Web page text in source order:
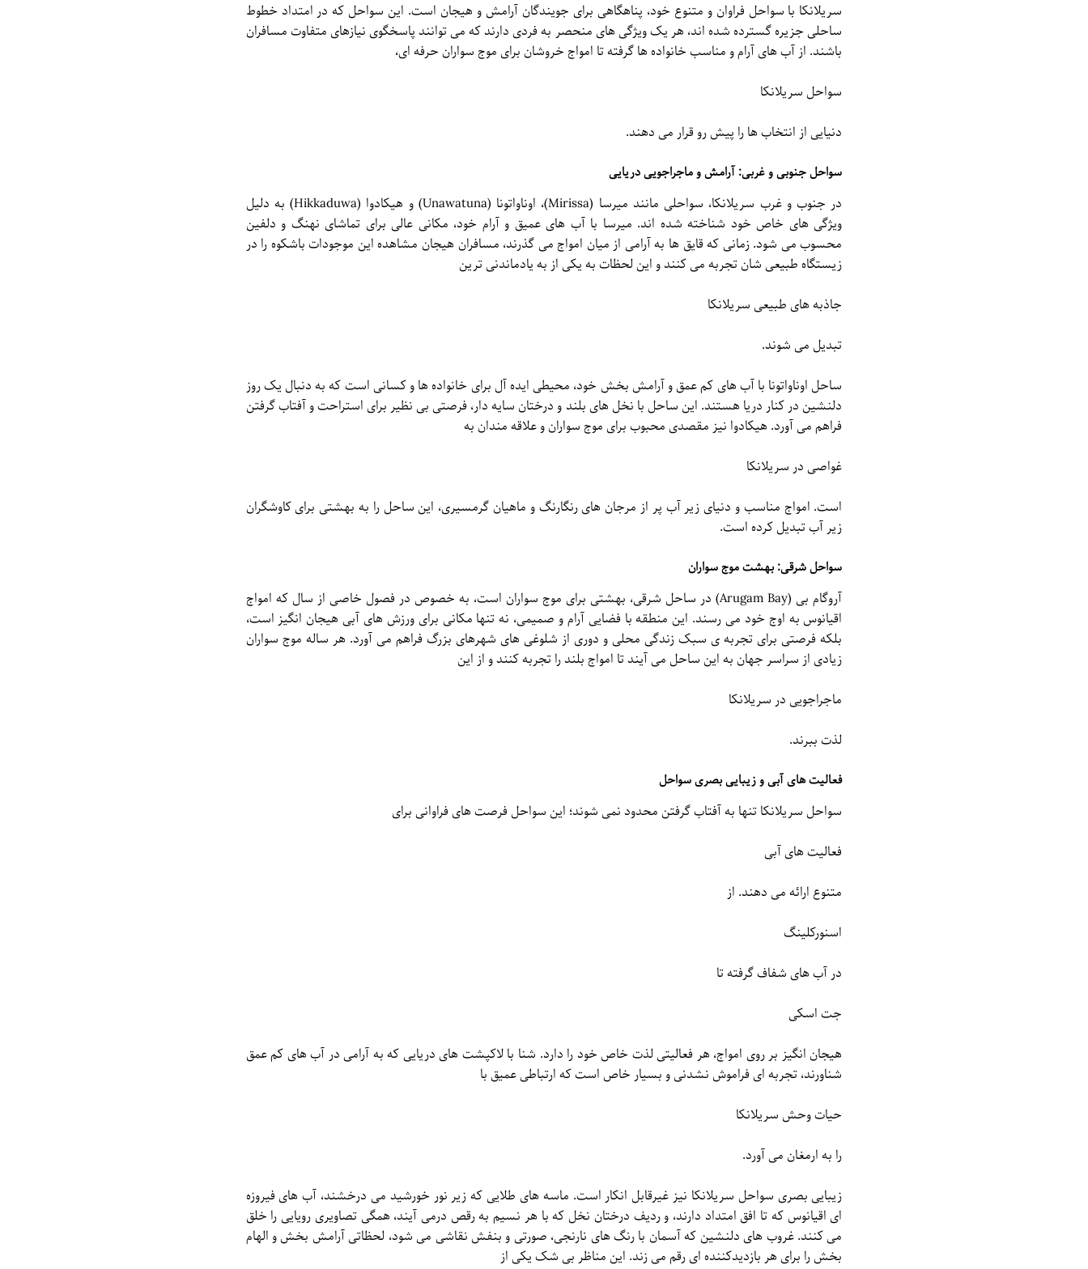
سریلانکا با سواحل فراوان و متنوع خود، پناهگاهی برای جویندگان آرامش و هیجان است. این سواحل که در امتداد خطوط
ساحلی جزیره گسترده شده اند، هر یک ویژگی های منحصر به فردی دارند که می توانند پاسخگوی نیازهای متفاوت مسافران
باشند. از آب های آرام و مناسب خانواده ها گرفته تا امواج خروشان برای موج سواران حرفه ای،
سواحل سریلانکا
دنیایی از انتخاب ها را پیش رو قرار می دهند.
سواحل جنوبی و غربی: آرامش و ماجراجویی دریایی
در جنوب و غرب سریلانکا، سواحلی مانند میرسا (Mirissa)، اوناواتونا (Unawatuna) و هیکادوا (Hikkaduwa) به دلیل
ویژگی های خاص خود شناخته شده اند. میرسا با آب های عمیق و آرام خود، مکانی عالی برای تماشای نهنگ و دلفین
محسوب می شود. زمانی که قایق ها به آرامی از میان امواج می گذرند، مسافران هیجان مشاهده این موجودات باشکوه را در
زیستگاه طبیعی شان تجربه می کنند و این لحظات به یکی از به یادماندنی ترین
جاذبه های طبیعی سریلانکا
تبدیل می شوند.
ساحل اوناواتونا با آب های کم عمق و آرامش بخش خود، محیطی ایده آل برای خانواده ها و کسانی است که به دنبال یک روز
دلنشین در کنار دریا هستند. این ساحل با نخل های بلند و درختان سایه دار، فرصتی بی نظیر برای استراحت و آفتاب گرفتن
فراهم می آورد. هیکادوا نیز مقصدی محبوب برای موج سواران و علاقه مندان به
غواصی در سریلانکا
است. امواج مناسب و دنیای زیر آب پر از مرجان های رنگارنگ و ماهیان گرمسیری، این ساحل را به بهشتی برای کاوشگران
زیر آب تبدیل کرده است.
سواحل شرقی: بهشت موج سواران
آروگام بی (Arugam Bay) در ساحل شرقی، بهشتی برای موج سواران است، به خصوص در فصول خاصی از سال که امواج
اقیانوس به اوج خود می رسند. این منطقه با فضایی آرام و صمیمی، نه تنها مکانی برای ورزش های آبی هیجان انگیز است،
بلکه فرصتی برای تجربه ی سبک زندگی محلی و دوری از شلوغی های شهرهای بزرگ فراهم می آورد. هر ساله موج سواران
زیادی از سراسر جهان به این ساحل می آیند تا امواج بلند را تجربه کنند و از این
ماجراجویی در سریلانکا
لذت ببرند.
فعالیت های آبی و زیبایی بصری سواحل
سواحل سریلانکا تنها به آفتاب گرفتن محدود نمی شوند؛ این سواحل فرصت های فراوانی برای
فعالیت های آبی
متنوع ارائه می دهند. از
اسنورکلینگ
در آب های شفاف گرفته تا
جت اسکی
هیجان انگیز بر روی امواج، هر فعالیتی لذت خاص خود را دارد. شنا با لاکپشت های دریایی که به آرامی در آب های کم عمق
شناورند، تجربه ای فراموش نشدنی و بسیار خاص است که ارتباطی عمیق با
حیات وحش سریلانکا
را به ارمغان می آورد.
زیبایی بصری سواحل سریلانکا نیز غیرقابل انکار است. ماسه های طلایی که زیر نور خورشید می درخشند، آب های فیروزه
ای اقیانوس که تا افق امتداد دارند، و ردیف درختان نخل که با هر نسیم به رقص درمی آیند، همگی تصاویری رویایی را خلق
می کنند. غروب های دلنشین که آسمان با رنگ های نارنجی، صورتی و بنفش نقاشی می شود، لحظاتی آرامش بخش و الهام
بخش را برای هر بازدیدکننده ای رقم می زند. این مناظر بی شک یکی از